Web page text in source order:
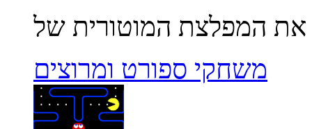
משחקי ספורט ומרוצים